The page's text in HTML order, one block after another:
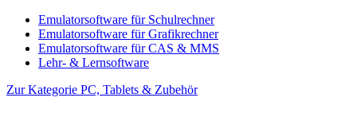
Emulatorsoftware für Schulrechner
Emulatorsoftware für Grafikrechner
Emulatorsoftware für CAS & MMS
Lehr- & Lernsoftware
Zur Kategorie PC, Tablets & Zubehör